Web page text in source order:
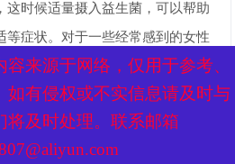
这时候适量摄入益生菌，可以帮助
等症状。对于一些经常感到的女性
助促进消化、缓解，维持良好的肠
来源于网络，仅用于参考、
如有侵权或不实信息请及时与
将及时处理。联系邮箱
来源于网络，仅用于参考、
如有侵权或不实信息请及时与
将及时处理。联系邮箱